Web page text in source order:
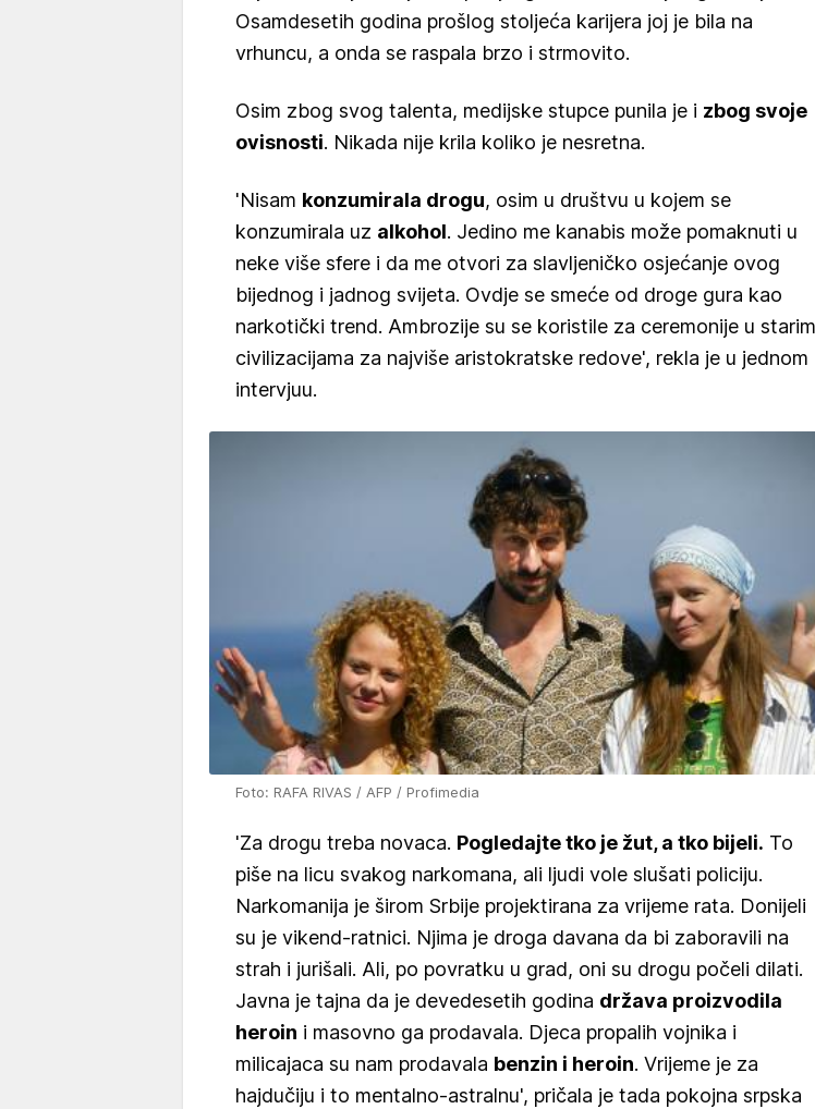
Osamdesetih godina prošlog stoljeća karijera joj je bila na
vrhuncu, a onda se raspala brzo i strmovito.
Osim zbog svog talenta, medijske stupce punila je i zbog svoje
ovisnosti. Nikada nije krila koliko je nesretna.
'Nisam konzumirala drogu, osim u društvu u kojem se
konzumirala uz alkohol. Jedino me kanabis može pomaknuti u
neke više sfere i da me otvori za slavljeničko osjećanje ovog
bijednog i jadnog svijeta. Ovdje se smeće od droge gura kao
narkotički trend. Ambrozije su se koristile za ceremonije u starim
civilizacijama za najviše aristokratske redove', rekla je u jednom
intervjuu.
Foto: RAFA RIVAS / AFP / Profimedia
'Za drogu treba novaca. Pogledajte tko je žut, a tko bijeli. To
piše na licu svakog narkomana, ali ljudi vole slušati policiju.
Narkomanija je širom Srbije projektirana za vrijeme rata. Donijeli
su je vikend-ratnici. Njima je droga davana da bi zaboravili na
strah i jurišali. Ali, po povratku u grad, oni su drogu počeli dilati.
Javna je tajna da je devedesetih godina država proizvodila
heroin i masovno ga prodavala. Djeca propalih vojnika i
milicajaca su nam prodavala benzin i heroin. Vrijeme je za
hajdučiju i to mentalno-astralnu', pričala je tada pokojna srpska